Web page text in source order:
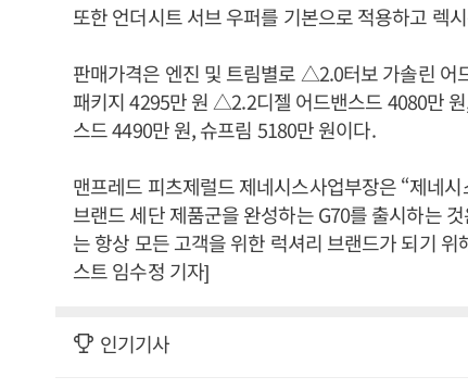
또한 언더시트 서브 우퍼를 기본으로 적용하고 렉
판매가격은 엔진 및 트림별로 △2.0터보 가솔린 어
패키지 4295만 원 △2.2디젤 어드밴스드 4080만
스드 4490만 원, 슈프림 5180만 원이다.
맨프레드 피츠제럴드 제네시스사업부장은 “제네
브랜드 세단 제품군을 완성하는 G70를 출시하는
는 항상 모든 고객을 위한 럭셔리 브랜드가 되기
스트 임수정 기자]
인기기사